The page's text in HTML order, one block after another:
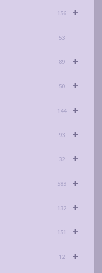
+
156
53
+
89
+
50
+
144
+
93
+
32
+
583
+
132
+
151
+
12